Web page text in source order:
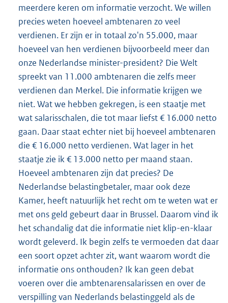
meerdere keren om informatie verzocht. We willen
precies weten hoeveel ambtenaren zo veel
verdienen. Er zijn er in totaal zo'n 55.000, maar
hoeveel van hen verdienen bijvoorbeeld meer dan
onze Nederlandse minister-president? Die Welt
spreekt van 11.000 ambtenaren die zelfs meer
verdienen dan Merkel. Die informatie krijgen we
niet. Wat we hebben gekregen, is een staatje met
wat salarisschalen, die tot maar liefst € 16.000 netto
gaan. Daar staat echter niet bij hoeveel ambtenaren
die € 16.000 netto verdienen. Wat lager in het
staatje zie ik € 13.000 netto per maand staan.
Hoeveel ambtenaren zijn dat precies? De
Nederlandse belastingbetaler, maar ook deze
Kamer, heeft natuurlijk het recht om te weten wat er
met ons geld gebeurt daar in Brussel. Daarom vind ik
het schandalig dat die informatie niet klip-en-klaar
wordt geleverd. Ik begin zelfs te vermoeden dat daar
een soort opzet achter zit, want waarom wordt die
informatie ons onthouden? Ik kan geen debat
voeren over die ambtenarensalarissen en over de
verspilling van Nederlands belastinggeld als de